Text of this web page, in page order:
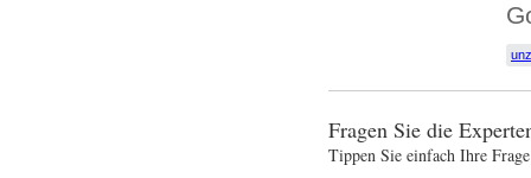
Fragen Sie die
Tippen Sie einfach Ihre